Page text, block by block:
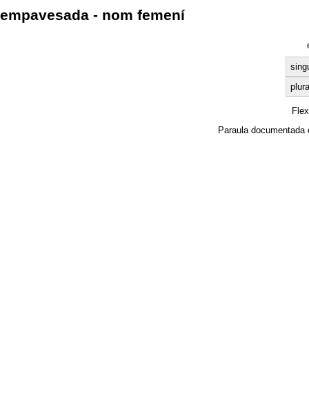
empavesada - nom femení
Paraula